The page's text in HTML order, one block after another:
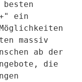
ein
massiv
ab der
die